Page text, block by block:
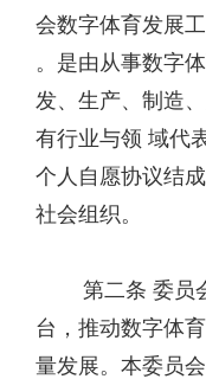
会数字体育发展
。是由从事数字
发、生产、制造
有行业与领 域代
个人自愿协议结
社会组织。
第二条 委员会
台，推动数字体
量发展。本委员